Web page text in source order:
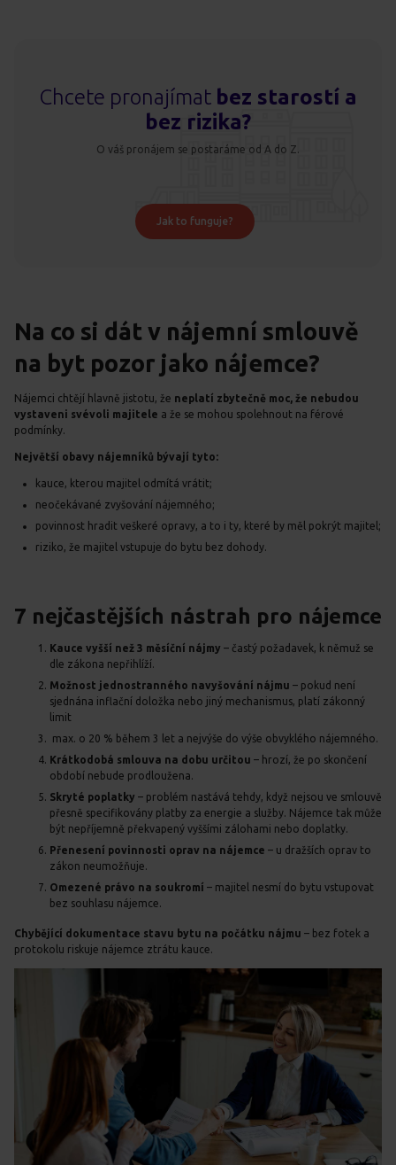
Chcete pronajímat bez starostí a
bez rizika?
O váš pronájem se postaráme od A do Z.
Jak to funguje?
Na co si dát v nájemní smlouvě
na byt pozor jako nájemce?
Nájemci chtějí hlavně jistotu, že neplatí zbytečně moc, že nebudou
vystaveni svévoli majitele a že se mohou spolehnout na férové
podmínky.
Největší obavy nájemníků bývají tyto:
kauce, kterou majitel odmítá vrátit;
neočekávané zvyšování nájemného;
povinnost hradit veškeré opravy, a to i ty, které by měl pokrýt majitel;
riziko, že majitel vstupuje do bytu bez dohody.
7 nejčastějších nástrah pro nájemce
Kauce vyšší než 3 měsíční nájmy – častý požadavek, k němuž se
dle zákona nepřihlíží.
Možnost jednostranného navyšování nájmu – pokud není
sjednána inflační doložka nebo jiný mechanismus, platí zákonný
limit
max. o 20 % během 3 let a nejvýše do výše obvyklého nájemného.
Krátkodobá smlouva na dobu určitou – hrozí, že po skončení
období nebude prodloužena.
Skryté poplatky – problém nastává tehdy, když nejsou ve smlouvě
přesně specifikovány platby za energie a služby. Nájemce tak může
být nepříjemně překvapený vyššími zálohami nebo doplatky.
Přenesení povinnosti oprav na nájemce – u dražších oprav to
zákon neumožňuje.
Omezené právo na soukromí – majitel nesmí do bytu vstupovat
bez souhlasu nájemce.
Chybějící dokumentace stavu bytu na počátku nájmu – bez fotek a
protokolu riskuje nájemce ztrátu kauce.